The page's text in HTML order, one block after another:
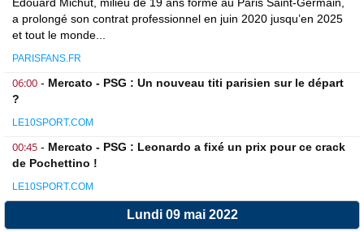
a prolongé son contrat professionnel en juin 2020 jusqu’en 2025
et tout le monde...
PARISFANS.FR
06:00 - Mercato - PSG : Un nouveau titi parisien sur le départ
?
LE10SPORT.COM
00:45 - Mercato - PSG : Leonardo a fixé un prix pour ce crack
de Pochettino !
LE10SPORT.COM
Lundi 09 mai 2022